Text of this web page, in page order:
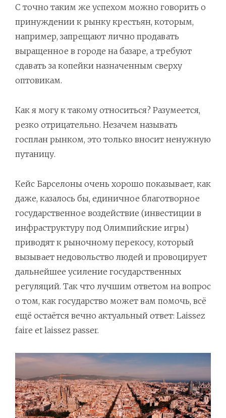
С точно таким же успехом можно говорить о
принуждении к рынку крестьян, которым,
например, запрещают лично продавать
выращенное в городе на базаре, а требуют
сдавать за копейки назначенным сверху
оптовикам.
Как я могу к такому относиться? Разумеется,
резко отрицательно. Незачем называть
госплан рынком, это только вносит ненужную
путаницу.
Кейс Барселоны очень хорошо показывает, как
даже, казалось бы, единичное благотворное
государственное воздействие (инвестиции в
инфраструктуру под Олимпийские игры)
приводят к рыночному перекосу, который
вызывает недовольство людей и провоцирует
дальнейшее усиление государственных
регуляций. Так что лучшим ответом на вопрос
о том, как государство может вам помочь, всё
ещё остаётся вечно актуальный ответ: Laissez
faire et laissez passer.